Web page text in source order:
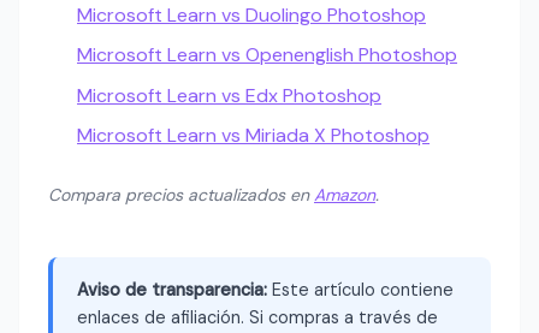
Microsoft Learn vs Duolingo Photoshop
Microsoft Learn vs Openenglish Photoshop
Microsoft Learn vs Edx Photoshop
Microsoft Learn vs Miriada X Photoshop
Compara precios actualizados enAmazon.
Aviso de transparencia: Este artículo contiene
enlaces de afiliación. Si compras a través de